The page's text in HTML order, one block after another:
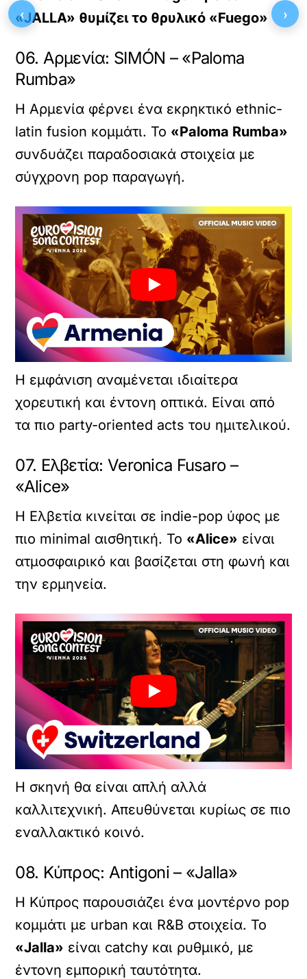
«JALLA» θυμίζει το θρυλικό «Fuego»
06. Αρμενία: SIMÓN – «Paloma
Rumba»
Η Αρμενία φέρνει ένα εκρηκτικό ethnic-
latin fusion κομμάτι. Το «Paloma Rumba»
συνδυάζει παραδοσιακά στοιχεία με
σύγχρονη pop παραγωγή.
Η εμφάνιση αναμένεται ιδιαίτερα
χορευτική και έντονη οπτικά. Είναι από
τα πιο party-oriented acts του ημιτελικού.
07. Ελβετία: Veronica Fusaro –
«Alice»
Η Ελβετία κινείται σε indie-pop ύφος με
πιο minimal αισθητική. Το «Alice» είναι
ατμοσφαιρικό και βασίζεται στη φωνή και
την ερμηνεία.
Η σκηνή θα είναι απλή αλλά
καλλιτεχνική. Απευθύνεται κυρίως σε πιο
εναλλακτικό κοινό.
08. Κύπρος: Antigoni – «Jalla»
Η Κύπρος παρουσιάζει ένα μοντέρνο pop
κομμάτι με urban και R&B στοιχεία. Το
«Jalla» είναι catchy και ρυθμικό, με
έντονη εμπορική ταυτότητα.
‹ ›